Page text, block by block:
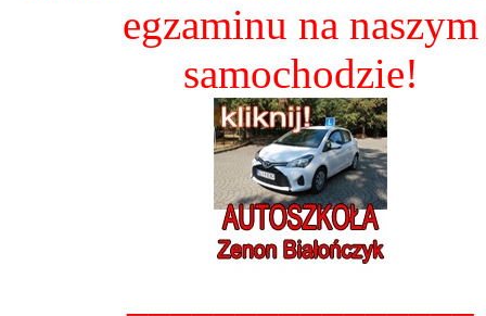
egzaminu na naszym
samochodzie!